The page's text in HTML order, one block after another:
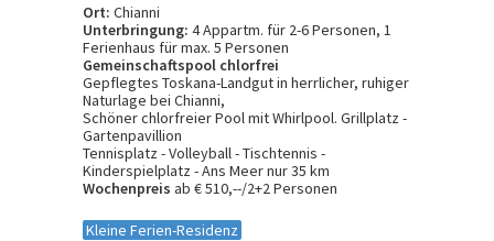
Ort: Chianni
Unterbringung: 4 Appartm. für 2-6 Personen, 1
Ferienhaus für max. 5 Personen
Gemeinschaftspool chlorfrei
Gepflegtes Toskana-Landgut in herrlicher, ruhiger
Naturlage bei Chianni,
Schöner chlorfreier Pool mit Whirlpool. Grillplatz -
Gartenpavillion
Tennisplatz - Volleyball - Tischtennis -
Kinderspielplatz - Ans Meer nur 35 km
Wochenpreis ab € 510,--/2+2 Personen
Kleine Ferien-Residenz